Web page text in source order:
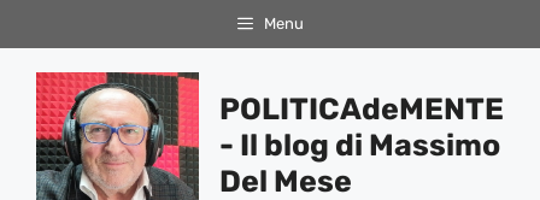
al
contenuto
Menu
POLITICAdeMENTE
- Il blog di Massimo
Del Mese